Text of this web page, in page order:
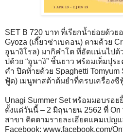
SET B 720 บาท ที่เรียกน้ำย่อยด้วย
Gyoza (เกี๊ยวซ่าเบคอน) ตามด้วย
อูนางิโรล) มากิคำโต ที่อัดแน่นไป
ปด้วย “อูนางิ” ชิ้นยาว พร้อมเท็มปุร
คำ ปิดท้ายด้วย Spaghetti
ฟู้ด) เมนูพาสต้าต้มยำที่ครบเครื่อง
Unagi Summer Set พร้อมมอบรอ
ตั้งแต่วันนี้ – 2 มิถุนายน 2562 ที่ On
สาขา ติดตามรายละเอียดแคมเปญ
Facebook: www.facebook.com/